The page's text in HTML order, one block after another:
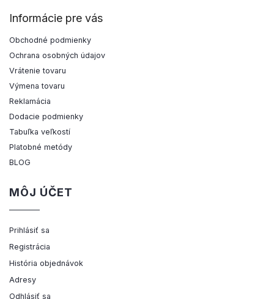
Informácie pre vás
Obchodné podmienky
Ochrana osobných údajov
Vrátenie tovaru
Výmena tovaru
Reklamácia
Dodacie podmienky
Tabuľka veľkostí
Platobné metódy
BLOG
MÔJ ÚČET
Prihlásiť sa
Registrácia
História objednávok
Adresy
Odhlásiť sa